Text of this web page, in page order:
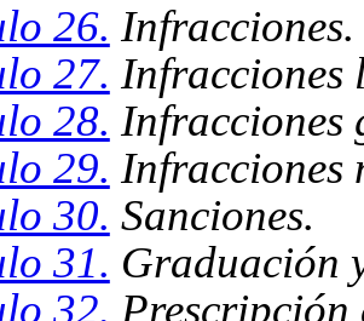
26. Infracciones.
27. Infracciones
28. Infracciones
29. Infracciones
30. Sanciones.
31. Graduación
32. Prescripción